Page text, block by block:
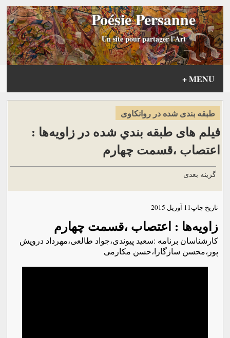
Poésie Persanne
Un site pour partager l'Art
MENU
+
طبقه بندی شده در روانكاوی
فیلم های طبقه بندي شده در زاویه‌ها :
اعتصاب ،قسمت چهارم
گزینه بعدی
تاریخ چاپ11 آوریل 2015
زاویه‌ها : اعتصاب ،قسمت چهارم
کارشناسان برنامه‌ :سعید پیوندی،جواد طالعی،مهرداد درویش
پور،محسن سازگارا،حسن مکارمی